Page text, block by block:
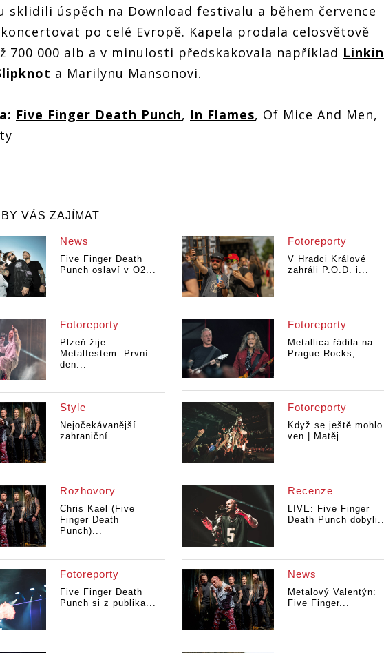
sklidili úspěch na Download festivalu a během července
po celé Evropě. Kapela prodala celosvětově
700 000 alb a v minulosti předskakovala například Linkin
a Marilynu Mansonovi.
Five Finger Death Punch, In Flames, Of Mice And Men,
BY VÁS ZAJÍMAT
News
Five Finger Death
Punch oslaví v O2...
Fotoreporty
V Hradci Králové
zahráli P.O.D. i...
Fotoreporty
Plzeň žije
Metalfestem. První
den...
Fotoreporty
Metallica řádila na
Prague Rocks,...
Style
Nejočekávanější
zahraniční...
Fotoreporty
Když se ještě mohlo
ven | Matěj...
Rozhovory
Chris Kael (Five
Finger Death
Punch)...
Recenze
LIVE: Five Finger
Death Punch dobyli...
Fotoreporty
Five Finger Death
Punch si z publika...
News
Metalový Valentýn:
Five Finger...